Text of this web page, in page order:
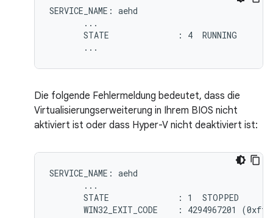
SERVICE_NAME: aehd
       ...
       STATE              : 4  RUNNING
Die folgende Fehlermeldung bedeutet, dass die
Virtualisierungserweiterung in Ihrem BIOS nicht
aktiviert ist oder dass Hyper-V nicht deaktiviert ist:
SERVICE_NAME: aehd
       ...
       STATE              : 1  STOPPED
WIN32_EXIT_CODE    : 4294967201